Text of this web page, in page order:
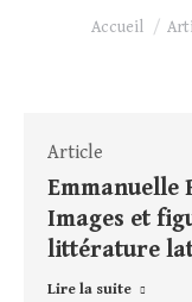
Vous êtes ici :
Accueil
Article
Emmanuelle
Images et
littérature
Lire la suite